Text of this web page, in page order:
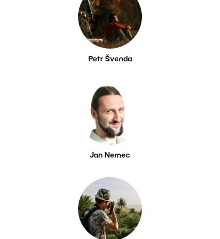
Petr Švenda
Jan Nemec